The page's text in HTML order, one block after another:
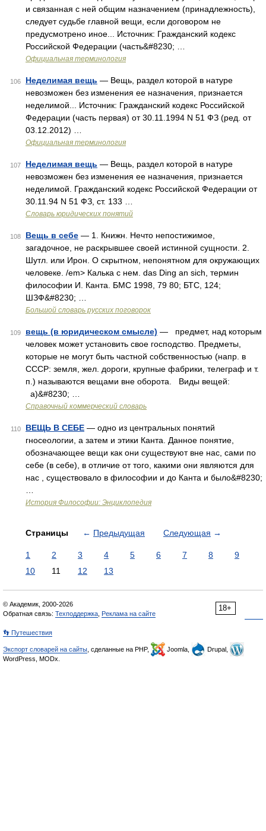
и связанная с ней общим назначением (принадлежность),
следует судьбе главной вещи, если договором не
предусмотрено иное... Источник: Гражданский кодекс
Российской Федерации (часть&#8230; …
Официальная терминология
106 Неделимая вещь — Вещь, раздел которой в натуре
невозможен без изменения ее назначения, признается
неделимой... Источник: Гражданский кодекс Российской
Федерации (часть первая) от 30.11.1994 N 51 ФЗ (ред. от
03.12.2012) …
Официальная терминология
107 Неделимая вещь — Вещь, раздел которой в натуре
невозможен без изменения ее назначения, признается
неделимой. Гражданский кодекс Российской Федерации от
30.11.94 N 51 ФЗ, ст. 133 …
Словарь юридических понятий
108 Вещь в себе — 1. Книжн. Нечто непостижимое,
загадочное, не раскрывшее своей истинной сущности. 2.
Шутл. или Ирон. О скрытном, непонятном для окружающих
человеке. /em> Калька с нем. das Ding an sich, термин
философии И. Канта. БМС 1998, 79 80; БТС, 124;
ШЗФ&#8230; …
Большой словарь русских поговорок
109 вещь (в юридическом смысле) — предмет, над которым
человек может установить свое господство. Предметы,
которые не могут быть частной собственностью (напр. в
СССР: земля, жел. дороги, крупные фабрики, телеграф и т.
п.) называются вещами вне оборота. Виды вещей:
а)&#8230; …
Справочный коммерческий словарь
110 ВЕЩЬ В СЕБЕ — одно из центральных понятий
гносеологии, а затем и этики Канта. Данное понятие,
обозначающее вещи как они существуют вне нас, сами по
себе (в себе), в отличие от того, какими они являются для
нас , существовало в философии и до Канта и было&#8230;
История Философии: Энциклопедия
Страницы ← Предыдущая Следующая →
1 2 3 4 5 6 7 8
9
10
11 12 13
18+
© Академик, 2000-2026
Обратная связь: Техподдержка Реклама на сайте
👣 Путешествия
Экспорт словарей на сайты , сделанные на PHP, Joomla,
Drupal,
WordPress, MODx.